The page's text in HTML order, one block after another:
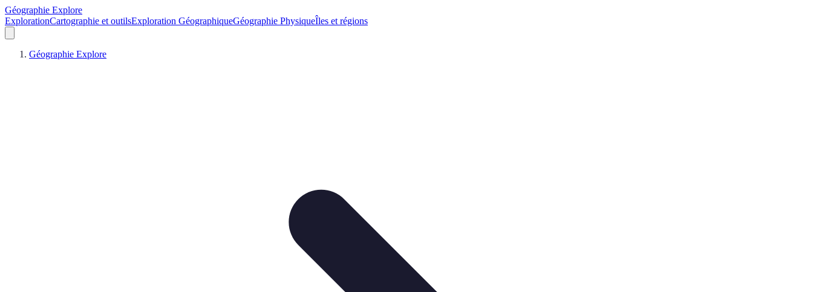
Géographie Explore
ExplorationCartographie et outilsExploration GéographiqueGéographie PhysiqueÎles et régions
Géographie Explore